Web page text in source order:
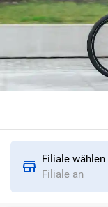
Sortieren nach
RELEVANZ
Filiale wählen
Filiale an